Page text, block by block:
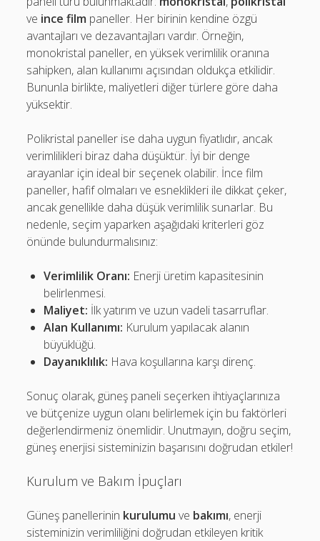
ve ince film paneller. Her birinin kendine özgü
avantajları ve dezavantajları vardır. Örneğin,
monokristal paneller, en yüksek verimlilik oranına
sahipken, alan kullanımı açısından oldukça etkilidir.
Bununla birlikte, maliyetleri diğer türlere göre daha
yüksektir.
Polikristal paneller ise daha uygun fiyatlıdır, ancak
verimlilikleri biraz daha düşüktür. İyi bir denge
arayanlar için ideal bir seçenek olabilir. İnce film
paneller, hafif olmaları ve esneklikleri ile dikkat çeker,
ancak genellikle daha düşük verimlilik sunarlar. Bu
nedenle, seçim yaparken aşağıdaki kriterleri göz
önünde bulundurmalısınız:
Verimlilik Oranı: Enerji üretim kapasitesinin
belirlenmesi.
Maliyet: İlk yatırım ve uzun vadeli tasarruflar.
Alan Kullanımı: Kurulum yapılacak alanın
büyüklüğü.
Dayanıklılık: Hava koşullarına karşı direnç.
Sonuç olarak, güneş paneli seçerken ihtiyaçlarınıza
ve bütçenize uygun olanı belirlemek için bu faktörleri
değerlendirmeniz önemlidir. Unutmayın, doğru seçim,
güneş enerjisi sisteminizin başarısını doğrudan etkiler!
Kurulum ve Bakım İpuçları
Güneş panellerinin kurulumu ve bakımı, enerji
sisteminizin verimliliğini doğrudan etkileyen kritik